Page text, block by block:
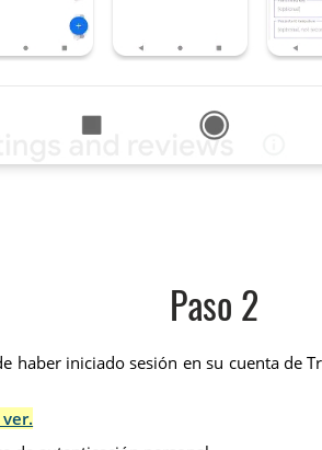
Paso 2
iniciado sesión en su cuenta de